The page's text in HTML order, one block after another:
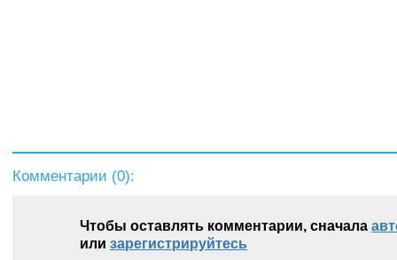
Комментарии (0):
Чтобы оставлять комментарии, сначала
или зарегистрируйтесь